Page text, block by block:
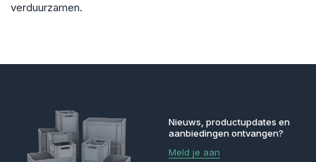
verduurzamen.
Nieuws, productupdates en
aanbiedingen ontvangen?
Meld je aan